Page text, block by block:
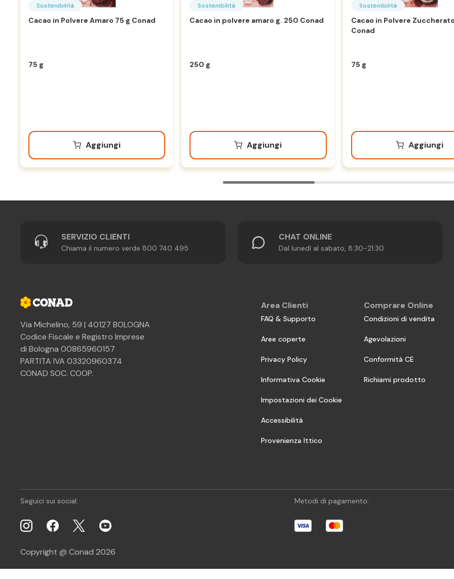
Sostenibilità
Cacao in Polvere Amaro 75 g Conad
75 g
Aggiungi
Sostenibilità
Cacao in polvere amaro g. 250 Conad
250 g
Aggiungi
Sostenibilità
Cacao in Polvere
Conad
75 g
Aggiungi
SERVIZIO CLIENTI
Chiama il numero verde 800 740 495
CHAT ONLINE
Dal lunedì al sabato, 8:30-21:30
Via Michelino, 59 | 40127 BOLOGNA
Codice Fiscale e Registro Imprese
di Bologna 00865960157
PARTITA IVA 03320960374
CONAD SOC. COOP.
Area Clienti
FAQ & Supporto
Aree coperte
Privacy Policy
Informativa Cookie
Impostazioni dei Cookie
Accessibilità
Provenienza Ittico
Comprare Online
Condizioni di vendita
Agevolazioni
Conformità CE
Richiami prodotto
Seguici sui social: Metodi di pagamento:
Copyright @ Conad 2026